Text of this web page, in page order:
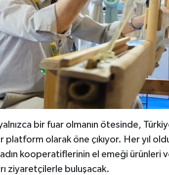
bir fuar olmanın ötesinde,
platform olarak öne çıkıyor. Her yıl
kooperatiflerinin el emeği ürünleri
ziyaretçilerle buluşacak.